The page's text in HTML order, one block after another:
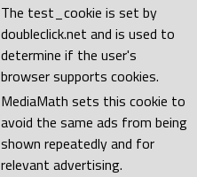
The test_cookie is set by
doubleclick.net and is used to
determine if the user's
browser supports cookies.
MediaMath sets this cookie to
avoid the same ads from being
shown repeatedly and for
relevant advertising.